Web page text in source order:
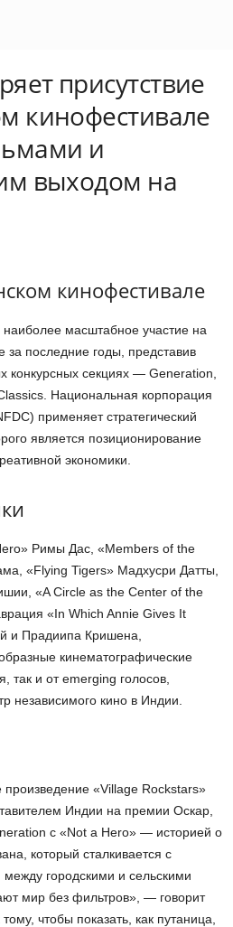
присутствие
кинофестивале
и
выходом на
кинофестивале
масштабное участие на
за последние годы, представив
конкурсных секциях — Generation,
Национальная корпорация
применяет стратегический
является позиционирование
экономики.
Римы Дас, «Members of the
«Flying Tigers» Мадхусри Датты,
«A Circle as the Center of the
«In Which Annie Gives It
и Прадиипа Кришена,
кинематографические
так и от emerging голосов,
независимого кино в Индии.
«Village Rockstars»
Индии на премии Оскар,
с «Not a Hero» — историей о
который сталкивается с
городскими и сельскими
мир без фильтров», — говорит
чтобы показать, как путаница,